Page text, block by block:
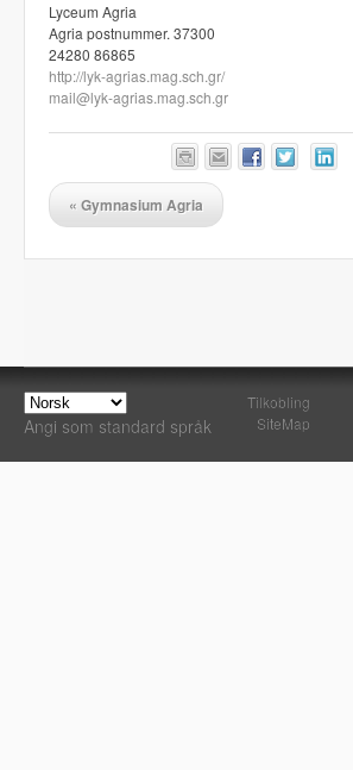
Lyceum Agria
Agria postnummer. 37300
24280 86865
http://lyk-agrias.mag.sch.gr/
mail@lyk-agrias.mag.sch.gr
« Gymnasium Agria
Angi som standard språk
Tilkobling
SiteMap